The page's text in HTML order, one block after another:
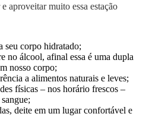
aproveitar muito essa estação
seu corpo hidratado;
no álcool, afinal essa é uma dupla
nosso corpo;
a alimentos naturais e leves;
físicas – nos horário frescos –
deite em um lugar confortável e